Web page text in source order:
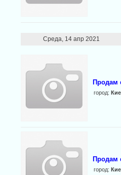
Среда, 14 апр 2021
Продам
город:
Продам
город: